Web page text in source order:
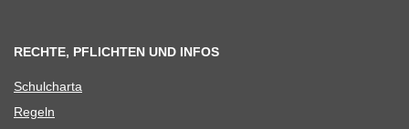
RECHTE, PFLICHTEN UND INFOS
Schul­charta
Regeln